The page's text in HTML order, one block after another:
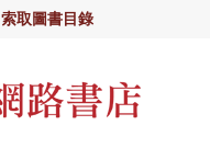
索取圖書目錄